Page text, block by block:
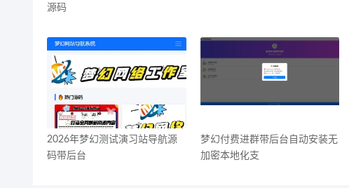
源码
2026年梦幻测试演习站导航源
码带后台
梦幻付费进群带后台自动安装无
加密本地化支